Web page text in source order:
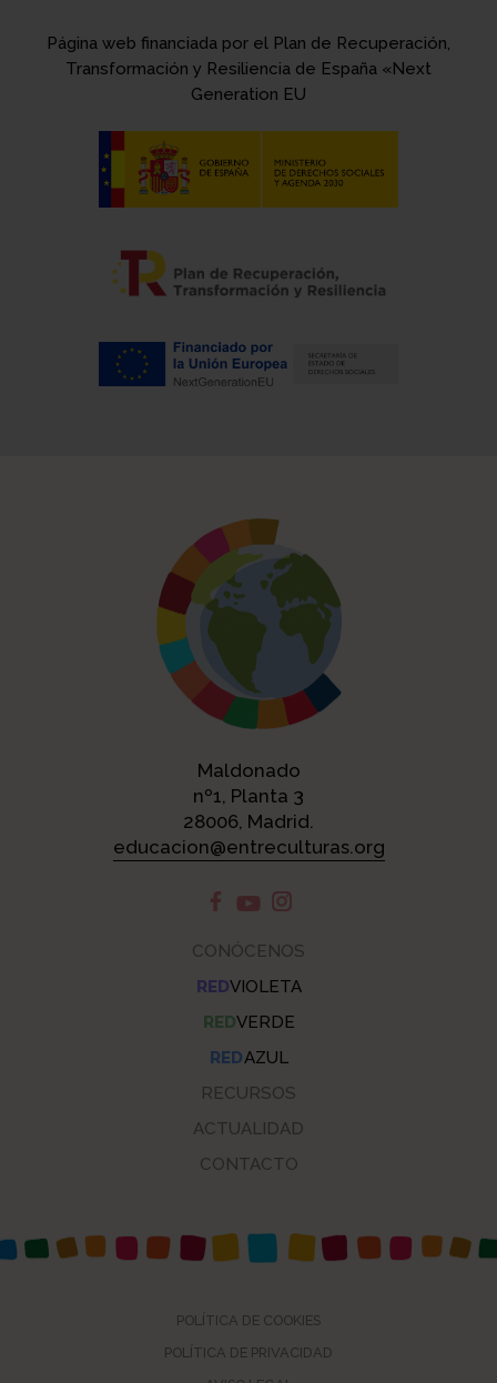
Página web financiada por el Plan de Recuperación,
Transformación y Resiliencia de España «Next
Generation EU
Maldonado
nº1, Planta 3
28006, Madrid.
educacion@entreculturas.org
CONÓCENOS
REDVIOLETA
REDVERDE
REDAZUL
RECURSOS
ACTUALIDAD
CONTACTO
POLÍTICA DE COOKIES
POLÍTICA DE PRIVACIDAD